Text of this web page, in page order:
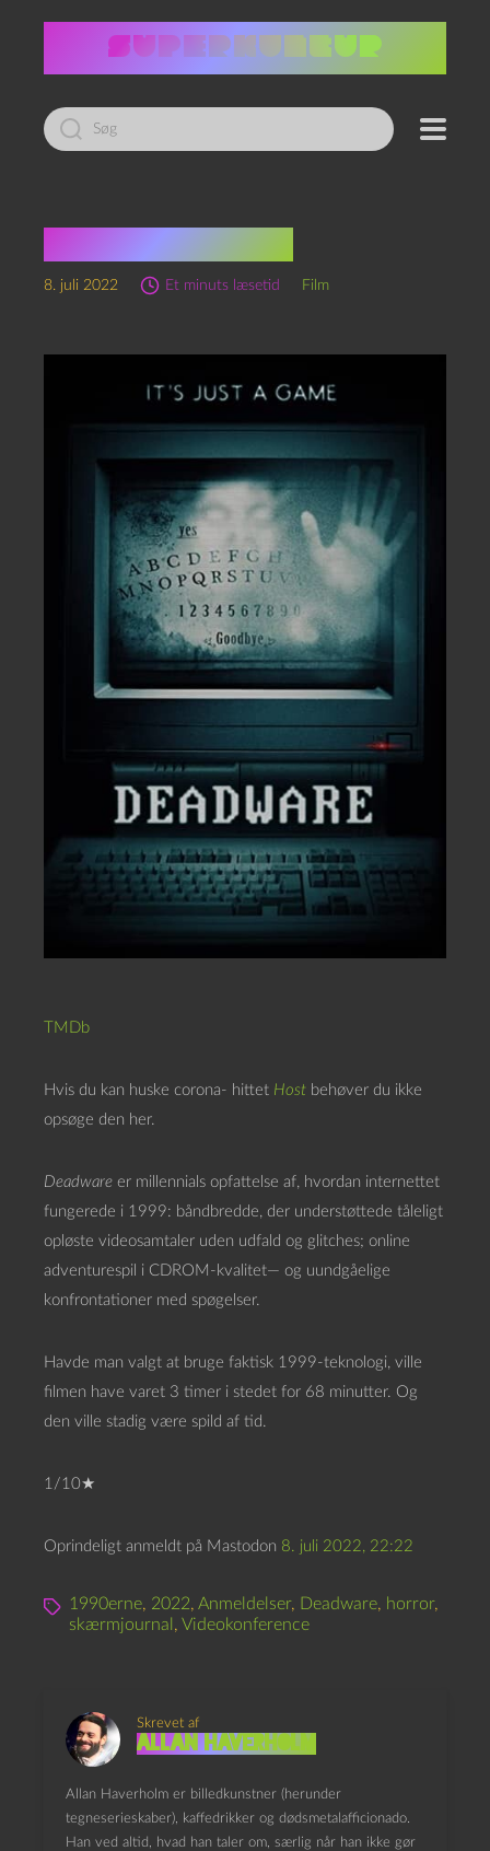
Led
efter:
Deadware (2022)
8. juli 2022 Et minuts læsetid Film
TMDb
Hvis du kan huske corona- hittet Host behøver du ikke
opsøge den her.
Deadware er millennials opfattelse af, hvordan internettet
fungerede i 1999: båndbredde, der understøttede tåleligt
opløste videosamtaler uden udfald og glitches; online
adventurespil i CDROM-kvalitet— og uundgåelige
konfrontationer med spøgelser.
Havde man valgt at bruge faktisk 1999-teknologi, ville
filmen have varet 3 timer i stedet for 68 minutter. Og
den ville stadig være spild af tid.
1/10★
Oprindeligt anmeldt på Mastodon 8. juli 2022, 22:22
1990erne, 2022, Anmeldelser, Deadware, horror,
skærmjournal , Videokonference
Skrevet af
Allan Haverholm
Allan Haverholm er billedkunstner (herunder
tegneserieskaber), kaffedrikker og dødsmetalafficionado.
Han ved altid, hvad han taler om, særlig når han ikke gør